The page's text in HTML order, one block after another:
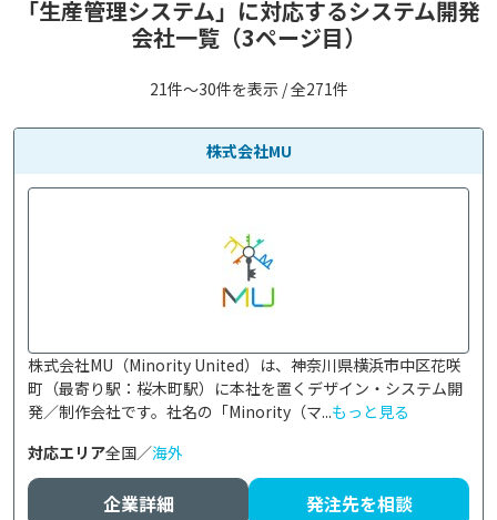
「生産管理システム」に対応するシステム開発
会社一覧（3ページ目）
21件〜30件を表示 / 全271件
株式会社MU
株式会社MU（Minority United）は、神奈川県横浜市中区花咲
町（最寄り駅：桜木町駅）に本社を置くデザイン・システム開
発／制作会社です。社名の「Minority（マ...もっと見る
対応エリア全国／海外
企業詳細 発注先を相談